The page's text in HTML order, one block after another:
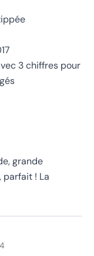
3 chiffres pour
grande
! La